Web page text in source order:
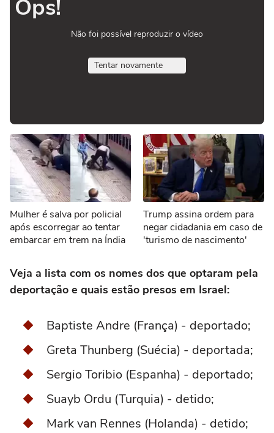
Ops!
Não foi possível reproduzir o vídeo
Tentar novamente
Mulher é salva por policial
após escorregar ao tentar
embarcar em trem na Índia
Trump assina ordem para
negar cidadania em caso de
'turismo de nascimento'
Veja a lista com os nomes dos que optaram pela
deportação e quais estão presos em Israel:
Baptiste Andre (França) - deportado;
Greta Thunberg (Suécia) - deportada;
Sergio Toribio (Espanha) - deportado;
Suayb Ordu (Turquia) - detido;
Mark van Rennes (Holanda) - detido;